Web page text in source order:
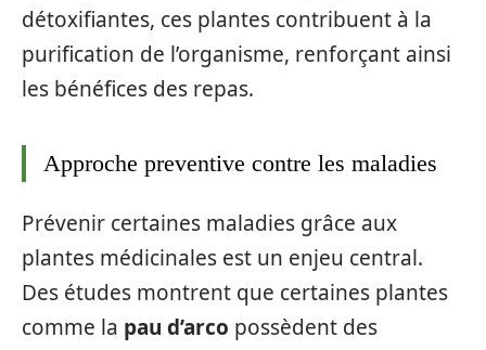
détoxifiantes, ces plantes contribuent à la
purification de l’organisme, renforçant ainsi
les bénéfices des repas.
Approche preventive contre les maladies
Prévenir certaines maladies grâce aux
plantes médicinales est un enjeu central.
Des études montrent que certaines plantes
comme la pau d’arco possèdent des